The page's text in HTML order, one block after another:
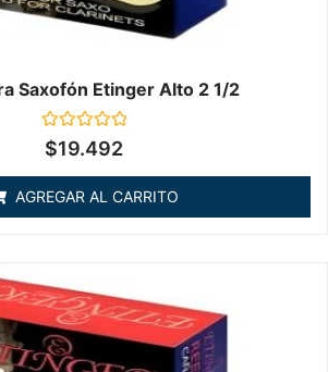
Saxofón Etinger Alto 2 1/2
Valorado
en
de
5
$19.492
AGREGAR AL CARRITO